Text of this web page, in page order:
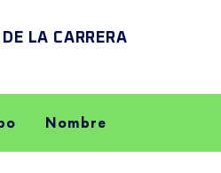
LA CARRERA
Nombre